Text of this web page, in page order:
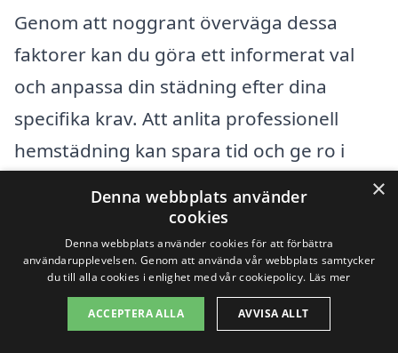
Genom att noggrant överväga dessa
faktorer kan du göra ett informerat val
och anpassa din städning efter dina
specifika krav. Att anlita professionell
hemstädning kan spara tid och ge ro i
Jämför därför alltid flera alternativ för att
få det bästa möjliga erbjudandet för
hemstädning i Bammarboda.
×
Denna webbplats använder
cookies
Denna webbplats använder cookies för att förbättra
användarupplevelsen. Genom att använda vår webbplats samtycker
du till alla cookies i enlighet med vår cookiepolicy. Läs mer
ACCEPTERA ALLA AVVISA ALLT